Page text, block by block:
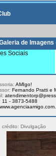
de Imagens
Sociais
AMIgo!
Fernando Pratti e
11 - 3873-5488
crédito: Divulgação